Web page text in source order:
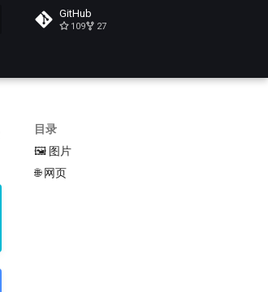
GitHub
109 27
目录
🖼️ 图片
🌐 网页